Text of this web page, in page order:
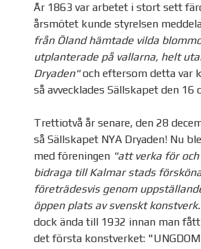
År 1863 var arbetet i stort sett
årsmötet kunde styrelsen
från Öland hämtade vilda
utplanterade på vallarna, helt
Dryaden"och eftersom detta var
så avvecklades Sällskapet den 16
Trettiotvå år senare, den 28
så Sällskapet NYA Dryaden! Nu
med föreningen "att verka för
bidraga till Kalmar stads
företrädesvis genom
öppen plats av svenskt
dock ända till 1932 innan man
det första konstverket: